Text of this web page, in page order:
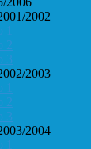
2002
1
2
3
2003
1
2
3
2004
1